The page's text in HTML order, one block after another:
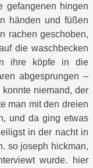
gefangenen hingen
händen und füßen
rachen geschoben,
die waschbecken
ihre köpfe in die
abgesprungen –
niemand, der
man mit den dreien
und da ging etwas
in der nacht in
so joseph hickman,
wurde. hier